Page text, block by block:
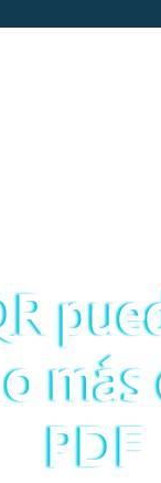
más
PDF